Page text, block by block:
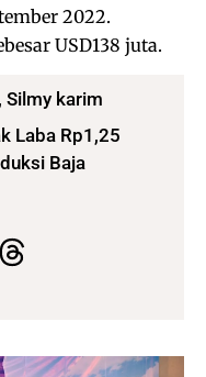
2022.
USD138 juta.
, Silmy karim
Laba Rp1,25
Baja